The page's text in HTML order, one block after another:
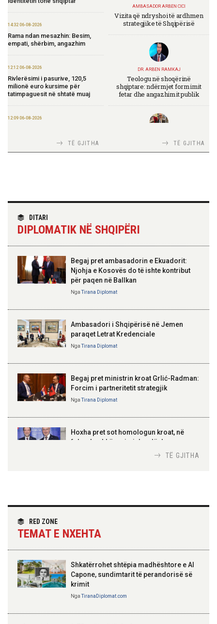
14:32 06-08-2026
Rama ndan mesazhin: Besim,
empati, shërbim, angazhim
12:12 06-08-2026
Rivlerësimi i pasurive, 120,5
milionë euro kursime për
tatimpaguesit në shtatë muaj
12:09 06-08-2026
09:52 06-08-2026
Përmbarimi Shtetëror, 22 zyra në
vendimeve të gjykatave
09:50 06-08-2026
Sejko: TIPS Clone do të ulë
mund të kursejë deri në 38
TË GJITHA
AMBASADOR ARBEN CICI
Vizita që ndryshoi të ardhmen
strategjike të Shqipërisë
DR. ARBEN RAMKAJ
Teologu në shoqërinë
shqiptare: ndërmjet formimit
fetar dhe angazhimit publik
TIRANA DIPLOMAT
TIRANA DIPLOMAT
Skënderbeut dhe Ismail
Kosovë!
100-vjetori i themelimit të
Urdhrit të Skënderbeut
TË GJITHA
DITARI
DIPLOMATIK NË SHQIPËRI
Begaj pret ambasadorin e Ekuadorit:
Njohja e Kosovës do të ishte kontribut
për paqen në Ballkan
Nga Tirana Diplomat
Ambasadori i Shqipërisë në Jemen
paraqet Letrat Kredenciale
Nga Tirana Diplomat
Begaj pret ministrin kroat Grlić-Radman:
Forcim i partneritetit strategjik
Nga Tirana Diplomat
Hoxha pret sot homologun kroat, në
fokus bashkëpunimi dypalësh
partneritetit strategjik
TË GJITHA
RED ZONE
TEMAT E NXEHTA
Shkatërrohet shtëpia madhështore e Al
Capone, sundimtarit të perandorisë së
krimit
Nga TiranaDiplomat.com